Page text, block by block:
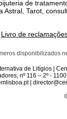
de
Astral, Tarot,
Livro de
disponibilizados
de Litígios |
nº 116 – 2º -
|